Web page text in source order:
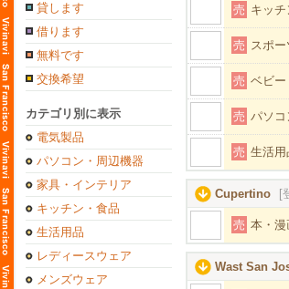
貸します
借ります
無料です
交換希望
カテゴリ別に表示
電気製品
パソコン・周辺機器
家具・インテリア
キッチン・食品
生活用品
レディースウェア
メンズウェア
売 キッ
売 スポ
売 ベビー
売 パソコ
売 生活用
Cupertino [
売 本・漫
Wast San